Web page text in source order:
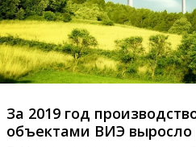
За 2019 год
объектами ВИЭ выросло